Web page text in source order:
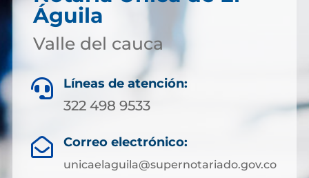
Águila
Valle del cauca
 Líneas de atención:
322 498 9533
 Correo electrónico:
unicaelaguila@supernotariado.gov.co